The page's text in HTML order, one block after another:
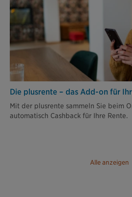
Alle anzeigen
Die plusrente – das Add-on für
Mit der plusrente sammeln Sie beim
automatisch Cashback für Ihre Rente.